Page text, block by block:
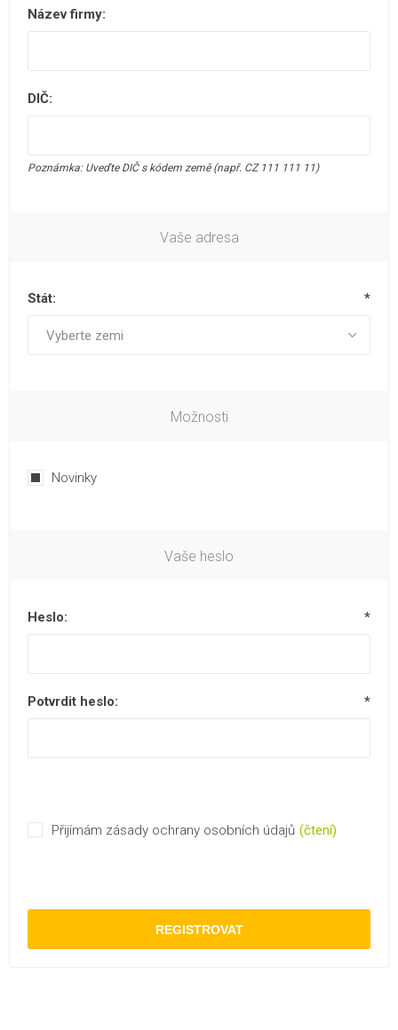
Název firmy:
DIČ:
Poznámka: Uveďte DIČ s kódem země (např. CZ 111 111 11)
Vaše adresa
Stát: *
Možnosti
Novinky
Vaše heslo
Heslo: *
Potvrdit heslo: *
Přijímám zásady ochrany osobních údajů (čtení)